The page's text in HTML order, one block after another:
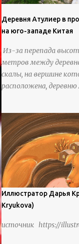
Деревня Атулиер в
на юго-западе Китая
Из-за перепада
метров между
скалы, на вершине
расположена,
лестница из ротанга,
жители деревни
спускаются на утес.В
плетеные лестницы в
были заменены
с защитными
передвижение детей
было улучшено.
горы до вершины
мигрировали в
Иллюстратор Дарья
Kryukova)
источник https://